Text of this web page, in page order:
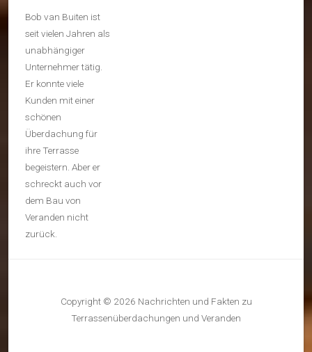
Bob van Buiten ist
seit vielen Jahren als
unabhängiger
Unternehmer tätig.
Er konnte viele
Kunden mit einer
schönen
Überdachung für
ihre Terrasse
begeistern. Aber er
schreckt auch vor
dem Bau von
Veranden nicht
zurück.
Copyright © 2026 Nachrichten und Fakten zu
Terrassenüberdachungen und Veranden